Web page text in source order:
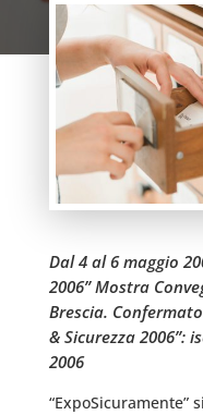
Dal 4 al 6 maggio
2006” Mostra
Brescia.
& Sicurezza 2006”:
2006
“ExpoSicuramente”